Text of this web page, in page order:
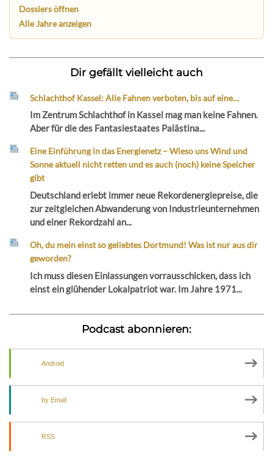
Dossiers öffnen
Alle Jahre anzeigen
Dir gefällt vielleicht auch
Schlachthof Kassel: Alle Fahnen verboten, bis auf eine…
Im Zentrum Schlachthof in Kassel mag man keine Fahnen.
Aber für die des Fantasiestaates Palästina...
Eine Einführung in das Energienetz – Wieso uns Wind und
Sonne aktuell nicht retten und es auch (noch) keine Speicher
gibt
Deutschland erlebt immer neue Rekordenergiepreise, die
zur zeitgleichen Abwanderung von Industrieunternehmen
und einer Rekordzahl an...
Oh, du mein einst so geliebtes Dortmund! Was ist nur aus dir
geworden?
Ich muss diesen Einlassungen vorrausschicken, dass ich
einst ein glühender Lokalpatriot war. Im Jahre 1971...
Podcast abonnieren:
Android
by Email
RSS